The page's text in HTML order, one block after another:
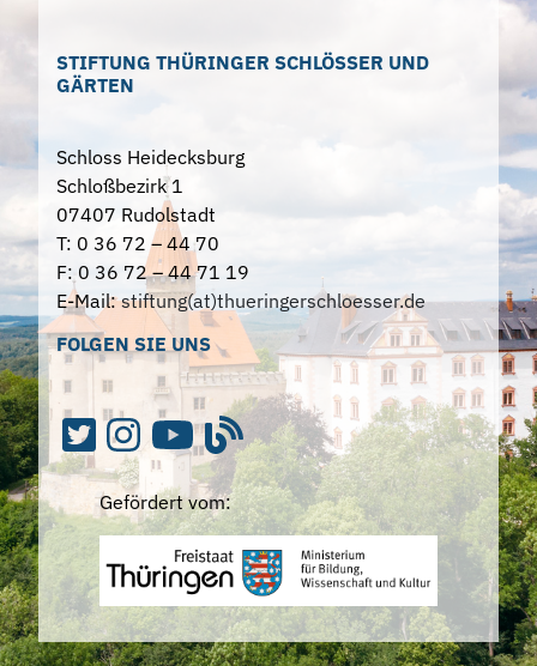
STIFTUNG THÜRINGER SCHLÖSSER UND
GÄRTEN
Schloss Heidecksburg
Schloßbezirk 1
07407 Rudolstadt
T: 0 36 72 – 44 70
F: 0 36 72 – 44 71 19
E-Mail:stiftung(at)thueringerschloesser.de
FOLGEN SIE UNS
Gefördert vom: